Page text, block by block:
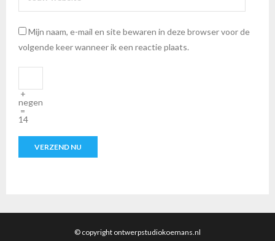
Mijn naam, e-mail en site bewaren in deze browser voor de
volgende keer wanneer ik een reactie plaats.
+
negen
=
14
© copyright ontwerpstudiokoemans.nl